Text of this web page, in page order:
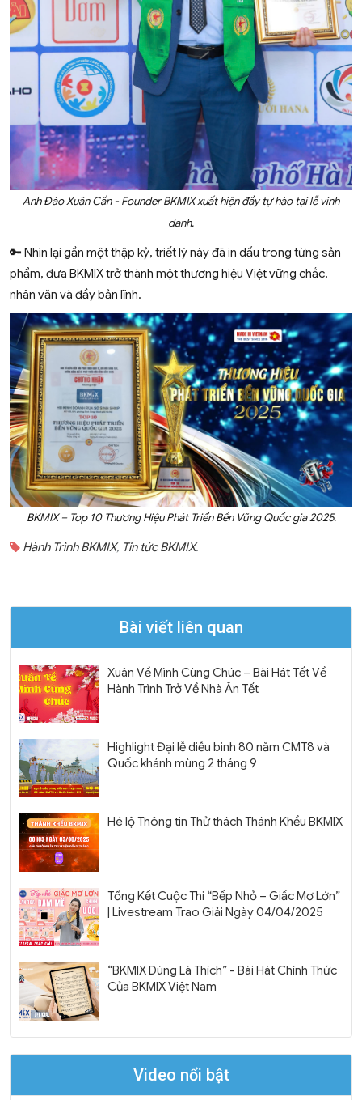
Anh Đào Xuân Cẩn - Founder BKMIX xuất hiện đầy tự hào tại lễ vinh
danh.
🔑 Nhìn lại gần một thập kỷ, triết lý này đã in dấu trong từng sản
phẩm, đưa BKMIX trở thành một thương hiệu Việt vững chắc,
nhân văn và đầy bản lĩnh.
BKMIX – Top 10 Thương Hiệu Phát Triển Bền Vững Quốc gia 2025.
Hành Trình BKMIX, Tin tức BKMIX.
Bài viết liên quan
Xuân Về Mình Cùng Chúc – Bài Hát Tết Về
Hành Trình Trở Về Nhà Ăn Tết
Highlight Đại lễ diễu binh 80 năm CMT8 và
Quốc khánh mùng 2 tháng 9
Hé lộ Thông tin Thử thách Thánh Khều BKMIX
Tổng Kết Cuộc Thi “Bếp Nhỏ – Giấc Mơ Lớn”
| Livestream Trao Giải Ngày 04/04/2025
“BKMIX Dùng Là Thích” - Bài Hát Chính Thức
Của BKMIX Việt Nam
Video nổi bật